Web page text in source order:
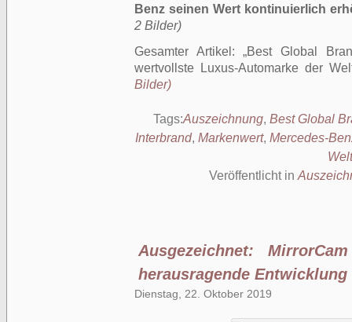
Benz seinen Wert kontinuierlich
2 Bilder)
Gesamter Artikel: Best Global
wertvollste Luxus-Automarke der
Bilder)
Tags:Auszeichnung, Best Global
Interbrand, Markenwert, Mercedes-
Welt
Veröffentlicht in
Ausgezeichnet:
herausragende Entwicklung
Dienstag, 22. Oktober 2019